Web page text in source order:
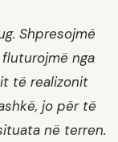
Shpresojmë
nga
të realizonit
jo për të
në terren.